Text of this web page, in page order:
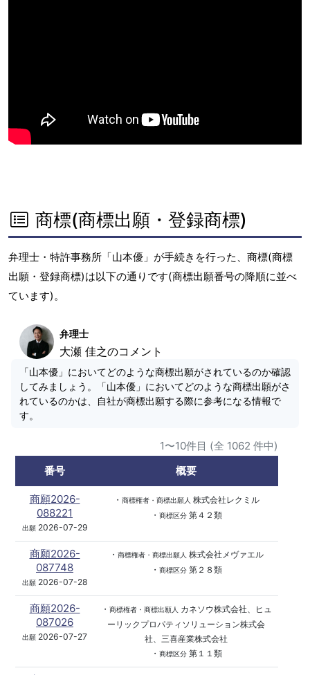
商標(商標出願・登録商標)
弁理士・特許事務所「山本優」が手続きを行った、商標(商標
出願・登録商標)は以下の通りです(商標出願番号の降順に並べ
ています)。
弁理士
大瀬 佳之のコメント
「山本優」においてどのような商標出願がされているのか確認
してみましょう。「山本優」においてどのような商標出願がさ
れているのかは、自社が商標出願する際に参考になる情報で
す。
1〜10件目 (全 1062 件中)
番号
概要
商願2026-
088221
出願2026-07-29
・ 商標権者・商標出願人 株式会社レクミル
・ 商標区分第４２類
商願2026-
087748
出願2026-07-28
・ 商標権者・商標出願人 株式会社メヴァエル
・ 商標区分第２８類
商願2026-
087026
出願 2026-07-27
・ 商標権者・商標出願人
カネソウ株式会社、ヒュ
ーリックプロパティソリューション株式会
社、三喜産業株式会社
・ 商標区分第１１類